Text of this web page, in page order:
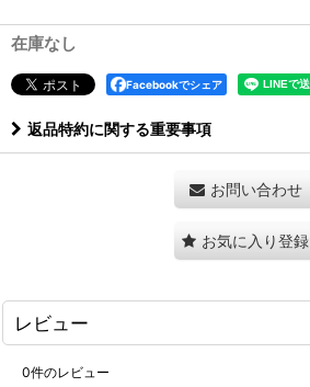
在庫なし
Facebookでシェア
返品特約に関する重要事項
お問い合わせ
お気に入り登録
レビュー
0件のレビュー